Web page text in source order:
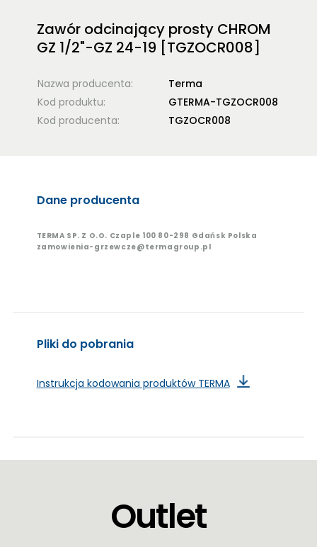
Zawór odcinający prosty CHROM
GZ 1/2"-GZ 24-19 [TGZOCR008]
Nazwa producenta:
Terma
Kod produktu:
GTERMA-TGZOCR008
Kod producenta:
TGZOCR008
Dane producenta
TERMA SP. Z O.O. Czaple 100 80-298 Gdańsk Polska
zamowienia-grzewcze@termagroup.pl
Pliki do pobrania
Instrukcja kodowania produktów TERMA
Outlet